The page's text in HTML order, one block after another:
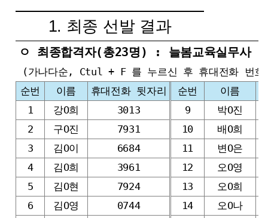
1. 최종 선발 결과
ㅇ 최종합격자(총23명) : 늘봄교육실무사
(가나다순, Ctul + F 를 누르신 후 휴대전화 번호
순번
이름 휴대전화 뒷자리 순번 이름
1
강O희 3013 9
박O진
2
구O진 7931 10
배O희
3
김O이 6684 11
변O은
4
김O희 3961 12
오O영
5
김O현 7924 13
오O희
6
김O영 0744 14
오O나